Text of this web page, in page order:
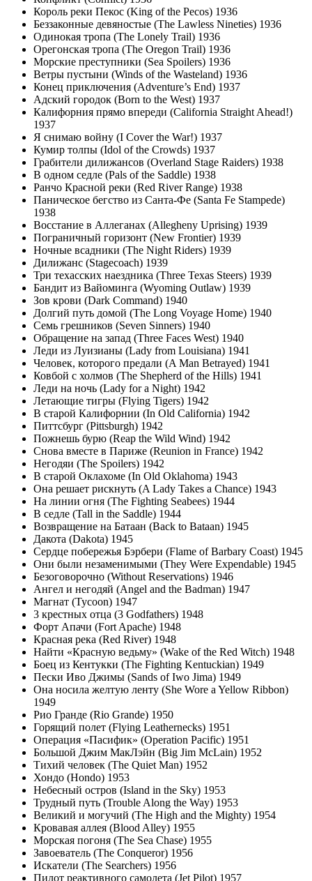
Король реки Пекос (King of the Pecos) 1936
Беззаконные девяностые (The Lawless Nineties) 1936
Одинокая тропа (The Lonely Trail) 1936
Орегонская тропа (The Oregon Trail) 1936
Морские преступники (Sea Spoilers) 1936
Ветры пустыни (Winds of the Wasteland) 1936
Конец приключения (Adventure’s End) 1937
Адский городок (Born to the West) 1937
Калифорния прямо впереди (California Straight Ahead!)
1937
Я снимаю войну (I Cover the War!) 1937
Кумир толпы (Idol of the Crowds) 1937
Грабители дилижансов (Overland Stage Raiders) 1938
В одном седле (Pals of the Saddle) 1938
Ранчо Красной реки (Red River Range) 1938
Паническое бегство из Санта-Фе (Santa Fe Stampede)
1938
Восстание в Аллеганах (Allegheny Uprising) 1939
Пограничный горизонт (New Frontier) 1939
Ночные всадники (The Night Riders) 1939
Дилижанс (Stagecoach) 1939
Три техасских наездника (Three Texas Steers) 1939
Бандит из Вайоминга (Wyoming Outlaw) 1939
Зов крови (Dark Command) 1940
Долгий путь домой (The Long Voyage Home) 1940
Семь грешников (Seven Sinners) 1940
Обращение на запад (Three Faces West) 1940
Леди из Луизианы (Lady from Louisiana) 1941
Человек, которого предали (A Man Betrayed) 1941
Ковбой с холмов (The Shepherd of the Hills) 1941
Леди на ночь (Lady for a Night) 1942
Летающие тигры (Flying Tigers) 1942
В старой Калифорнии (In Old California) 1942
Питтсбург (Pittsburgh) 1942
Пожнешь бурю (Reap the Wild Wind) 1942
Снова вместе в Париже (Reunion in France) 1942
Негодяи (The Spoilers) 1942
В старой Оклахоме (In Old Oklahoma) 1943
Она решает рискнуть (A Lady Takes a Chance) 1943
На линии огня (The Fighting Seabees) 1944
В седле (Tall in the Saddle) 1944
Возвращение на Батаан (Back to Bataan) 1945
Дакота (Dakota) 1945
Сердце побережья Бэрбери (Flame of Barbary Coast) 1945
Они были незаменимыми (They Were Expendable) 1945
Безоговорочно (Without Reservations) 1946
Ангел и негодяй (Angel and the Badman) 1947
Магнат (Tycoon) 1947
3 крестных отца (3 Godfathers) 1948
Форт Апачи (Fort Apache) 1948
Красная река (Red River) 1948
Найти «Красную ведьму» (Wake of the Red Witch) 1948
Боец из Кентукки (The Fighting Kentuckian) 1949
Пески Иво Джимы (Sands of Iwo Jima) 1949
Она носила желтую ленту (She Wore a Yellow Ribbon)
1949
Рио Гранде (Rio Grande) 1950
Горящий полет (Flying Leathernecks) 1951
Операция «Пасифик» (Operation Pacific) 1951
Большой Джим МакЛэйн (Big Jim McLain) 1952
Тихий человек (The Quiet Man) 1952
Хондо (Hondo) 1953
Небесный остров (Island in the Sky) 1953
Трудный путь (Trouble Along the Way) 1953
Великий и могучий (The High and the Mighty) 1954
Кровавая аллея (Blood Alley) 1955
Морская погоня (The Sea Chase) 1955
Завоеватель (The Conqueror) 1956
Искатели (The Searchers) 1956
Пилот реактивного самолета (Jet Pilot) 1957